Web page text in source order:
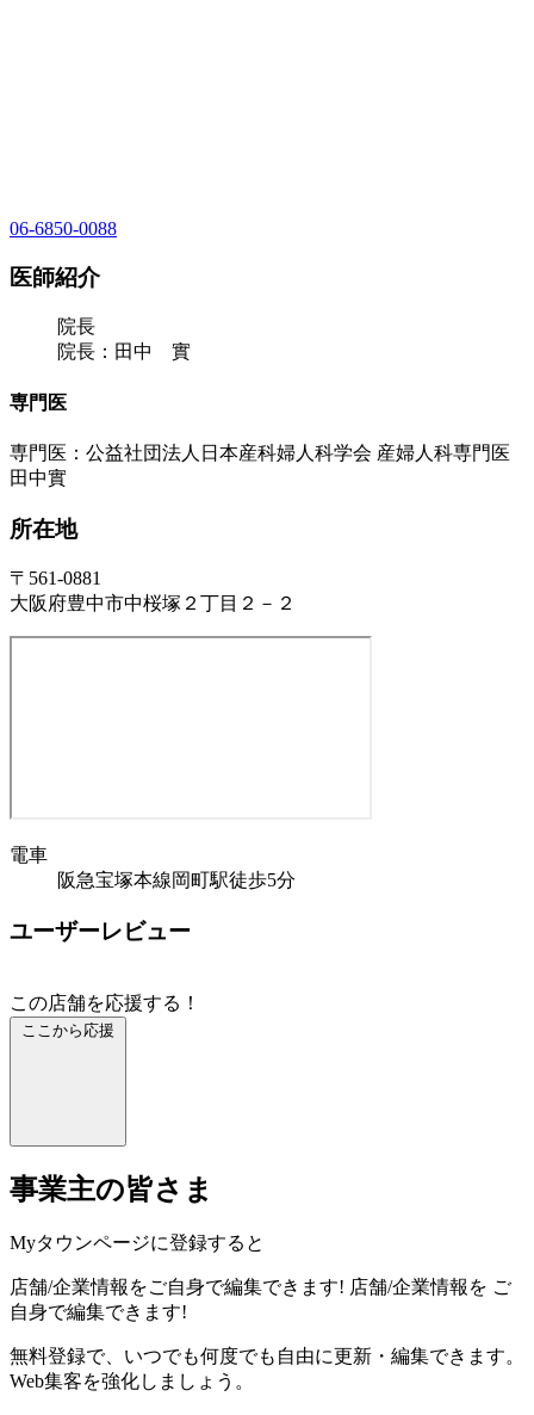
06-6850-0088
医師紹介
院長
院長：田中 實
専門医
専門医：公益社団法人日本産科婦人科学会 産婦人科専門医
田中實
所在地
〒561-0881
大阪府豊中市中桜塚２丁目２－２
電車
阪急宝塚本線岡町駅徒歩5分
ユーザーレビュー
この店舗を応援する！
ここから応援
事業主の皆さま
Myタウンページに登録すると
店舗/企業情報をご自身で編集できます! 店舗/企業情報を ご
自身で編集できます!
無料登録で、いつでも何度でも自由に更新・編集できます。
Web集客を強化しましょう。